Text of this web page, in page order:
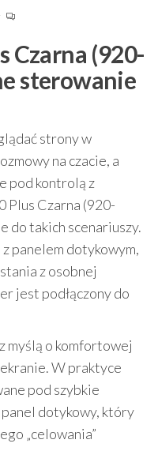
Czarna (920-
sterowanie
strony w
na czacie, a
pod kontrolą z
Plus Czarna (920-
do takich scenariuszy.
panelem dotykowym,
z osobnej
jest podłączony do
myślą o komfortowej
W praktyce
pod szybkie
dotykowy, który
„celowania”